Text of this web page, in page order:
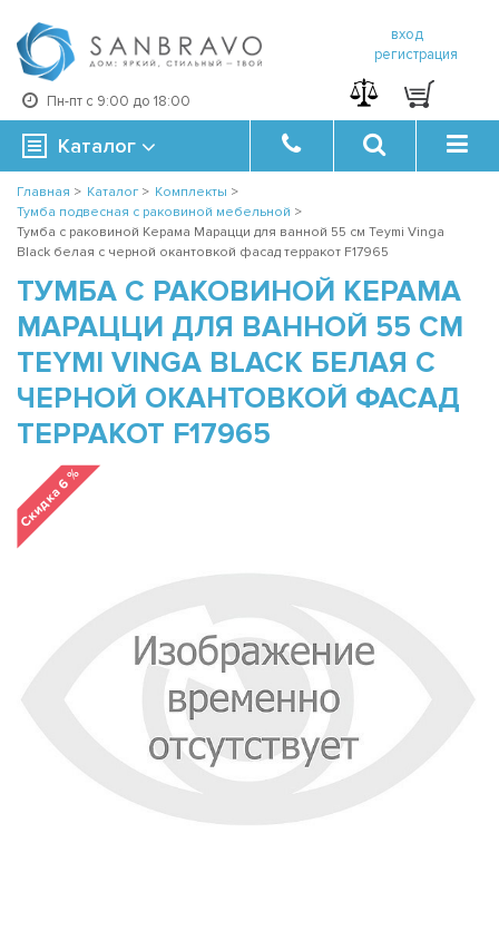
Пн-пт с 9:00 до 18:00
вход
регистрация
Каталог
Главная > Каталог > Комплекты >
Тумба подвесная с раковиной мебельной >
Тумба с раковиной Керама Марацци для ванной 55 см Teymi Vinga
Black белая с черной окантовкой фасад терракот F17965
ТУМБА С РАКОВИНОЙ КЕРАМА
МАРАЦЦИ ДЛЯ ВАННОЙ 55 СМ
TEYMI VINGA BLACK БЕЛАЯ С
ЧЕРНОЙ ОКАНТОВКОЙ ФАСАД
ТЕРРАКОТ F17965
Скидка 6 %